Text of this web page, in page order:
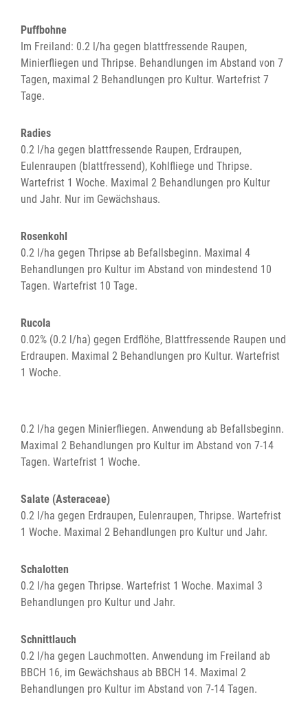
Puffbohne
Im Freiland: 0.2 l/ha gegen blattfressende Raupen,
Minierfliegen und Thripse. Behandlungen im Abstand von 7
Tagen, maximal 2 Behandlungen pro Kultur. Wartefrist 7
Tage.
Radies
0.2 l/ha gegen blattfressende Raupen, Erdraupen,
Eulenraupen (blattfressend), Kohlfliege und Thripse.
Wartefrist 1 Woche. Maximal 2 Behandlungen pro Kultur
und Jahr. Nur im Gewächshaus.
Rosenkohl
0.2 l/ha gegen Thripse ab Befallsbeginn. Maximal 4
Behandlungen pro Kultur im Abstand von mindestend 10
Tagen. Wartefrist 10 Tage.
Rucola
0.02% (0.2 l/ha) gegen Erdflöhe, Blattfressende Raupen und
Erdraupen. Maximal 2 Behandlungen pro Kultur. Wartefrist
1 Woche.
0.2 l/ha gegen Minierfliegen. Anwendung ab Befallsbeginn.
Maximal 2 Behandlungen pro Kultur im Abstand von 7-14
Tagen. Wartefrist 1 Woche.
Salate (Asteraceae)
0.2 l/ha gegen Erdraupen, Eulenraupen, Thripse. Wartefrist
1 Woche. Maximal 2 Behandlungen pro Kultur und Jahr.
Schalotten
0.2 l/ha gegen Thripse. Wartefrist 1 Woche. Maximal 3
Behandlungen pro Kultur und Jahr.
Schnittlauch
0.2 l/ha gegen Lauchmotten. Anwendung im Freiland ab
BBCH 16, im Gewächshaus ab BBCH 14. Maximal 2
Behandlungen pro Kultur im Abstand von 7-14 Tagen.